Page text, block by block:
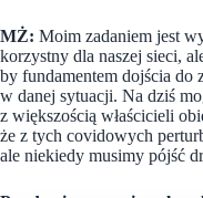
MŻ: Moim zadaniem jest
korzystny dla naszej sieci,
by fundamentem dojścia do
w danej sytuacji. Na dziś
z większością właścicieli
że z tych covidowych
ale niekiedy musimy pójść